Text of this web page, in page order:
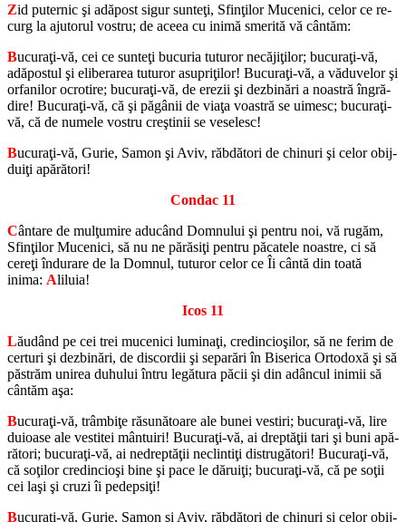
Zid pu­ter­nic şi adă­post sigur sunteţi, Sfinţilor Mu­ce­nici, celor ce re­
curg la aju­to­rul vos­tru; de aceea cu inimă sme­rită vă cântăm:
Bucuraţi-vă, cei ce sunteţi bu­cu­ria tu­tu­ror ne­căjiţilor; bu­curaţi-vă,
adă­pos­tul şi eli­be­ra­rea tu­tu­ror asu­priţilor! Bu­curaţi-vă, a vă­du­ve­lor şi
or­fa­ni­lor ocro­tire; bu­curaţi-vă, de ere­zii şi dez­bi­nări a noas­tră în­gră­
dire! Bu­curaţi-vă, că şi păgânii de viaţa voas­tră se ui­mesc; bu­curaţi-
vă, că de nu­mele vos­tru creştinii se ve­se­lesc!
Bucuraţi-vă, Gurie, Samon şi Aviv, răb­dă­tori de chi­nuri şi celor obij­
duiţi apă­ră­tori!
Con­dac 11
Cântare de mulţumire aducând Dom­nu­lui şi pen­tru noi, vă rugăm,
Sfinţilor Mu­ce­nici, să nu ne pă­răsiţi pen­tru pă­ca­tele noas­tre, ci să
cereţi în­du­rare de la Dom­nul, tu­tu­ror celor ce Îi cântă din toată
inima: Ali­luia!
Icos 11
Lăudând pe cei trei mu­ce­nici lu­minaţi, cre­din­cioşilor, să ne ferim de
cer­turi şi dez­bi­nări, de di­scor­dii şi se­pa­rări în Bi­se­rica Or­to­doxă şi să
păs­trăm uni­rea du­hu­lui întru le­gă­tura păcii şi din adâncul ini­mii să
cântăm aşa:
Bucuraţi-vă, trâmbiţe ră­su­nă­toare ale bunei ves­tiri; bu­curaţi-vă, lire
dui­oase ale ves­ti­tei mântu­iri! Bu­curaţi-vă, ai dreptăţii tari şi buni apă­
ră­tori; bu­curaţi-vă, ai ne­dreptăţii ne­clintiţi dis­tru­gă­tori! Bu­curaţi-vă,
că soţilor cre­din­cioşi bine şi pace le dăruiţi; bu­curaţi-vă, că pe soţii
cei laşi şi cruzi îi pe­depsiţi!
Bucuraţi-vă, Gurie, Samon şi Aviv, răb­dă­tori de chi­nuri şi celor obij­